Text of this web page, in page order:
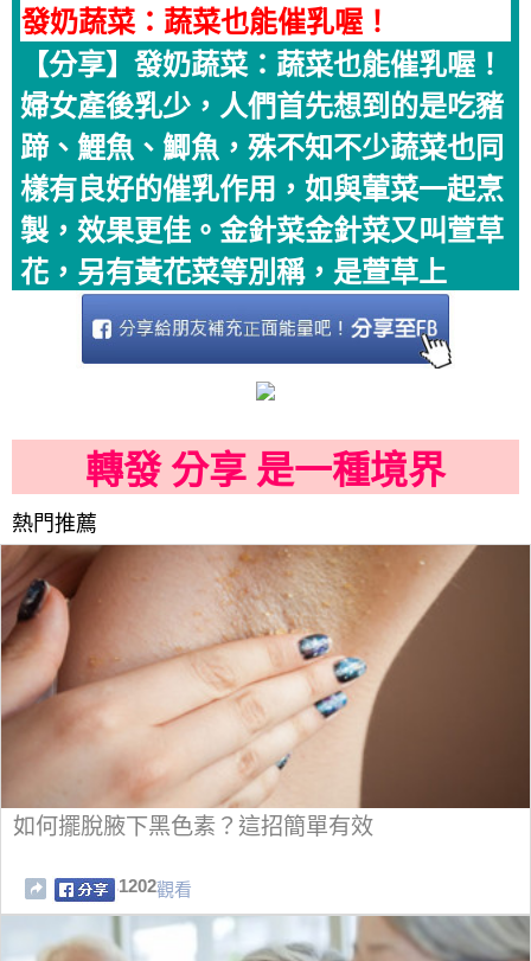
發奶蔬菜：蔬菜也能催乳喔！
【分享】發奶蔬菜：蔬菜也能催乳喔！
婦女產後乳少，人們首先想到的是吃豬
蹄、鯉魚、鯽魚，殊不知不少蔬菜也同
樣有良好的催乳作用，如與葷菜一起烹
製，效果更佳。金針菜金針菜又叫萱草
花，另有黃花菜等別稱，是萱草上
轉發 分享 是一種境界
熱門推薦
如何擺脫腋下黑色素？這招簡單有效
1202觀看